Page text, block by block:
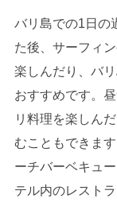
バリ島での1日の
た後、サーフィ
楽しんだり、バ
おすすめです。
リ料理を楽しん
むこともできま
ーチバーベキュ
テル内のレスト